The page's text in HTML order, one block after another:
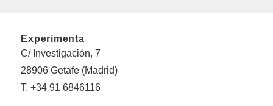
Experimenta
C/ Investigación, 7
28906 Getafe (Madrid)
T. +34 91 6846116